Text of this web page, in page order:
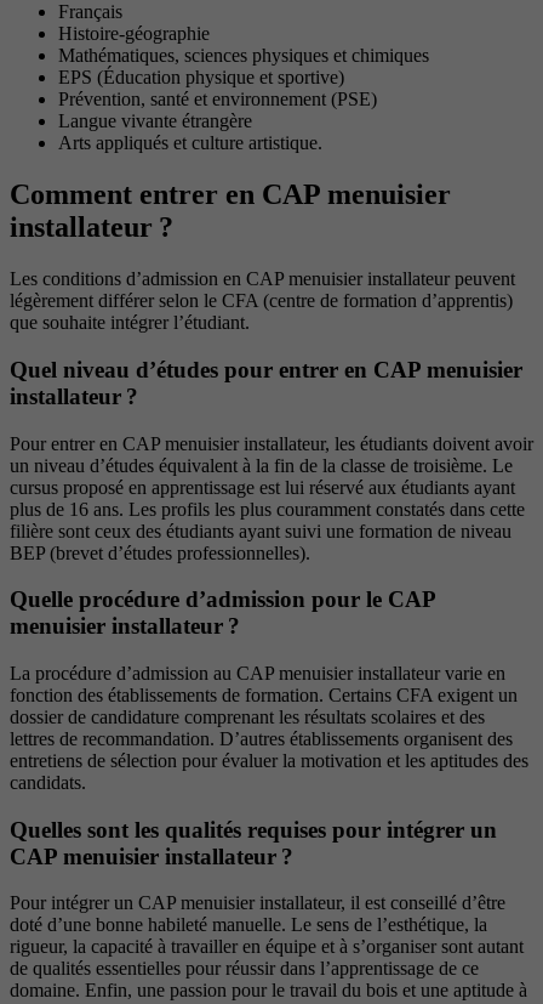
Français
Histoire-géographie
Mathématiques, sciences physiques et chimiques
EPS (Éducation physique et sportive)
Prévention, santé et environnement (PSE)
Langue vivante étrangère
Arts appliqués et culture artistique.
Comment entrer en CAP menuisier
installateur ?
Les conditions d’admission en CAP menuisier installateur peuvent
légèrement différer selon le CFA (centre de formation d’apprentis)
que souhaite intégrer l’étudiant.
Quel niveau d’études pour entrer en CAP menuisier
installateur ?
Pour entrer en CAP menuisier installateur, les étudiants doivent avoir
un niveau d’études équivalent à la fin de la classe de troisième. Le
cursus proposé en apprentissage est lui réservé aux étudiants ayant
plus de 16 ans. Les profils les plus couramment constatés dans cette
filière sont ceux des étudiants ayant suivi une formation de niveau
BEP (brevet d’études professionnelles).
Quelle procédure d’admission pour le CAP
menuisier installateur ?
La procédure d’admission au CAP menuisier installateur varie en
fonction des établissements de formation. Certains CFA exigent un
dossier de candidature comprenant les résultats scolaires et des
lettres de recommandation. D’autres établissements organisent des
entretiens de sélection pour évaluer la motivation et les aptitudes des
candidats.
Quelles sont les qualités requises pour intégrer un
CAP menuisier installateur ?
Pour intégrer un CAP menuisier installateur, il est conseillé d’être
doté d’une bonne habileté manuelle. Le sens de l’esthétique, la
rigueur, la capacité à travailler en équipe et à s’organiser sont autant
de qualités essentielles pour réussir dans l’apprentissage de ce
domaine. Enfin, une passion pour le travail du bois et une aptitude à